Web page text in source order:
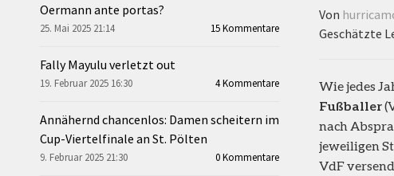
Von
Geschätzte
Wie jedes
Fußballer
nach
jeweiligen
VdF
Oermann ante portas?
25. Mai 2025 21:14 15 Kommentare
Fally Mayulu verletzt out
19. Februar 2025 16:30 4 Kommentare
Annähernd chancenlos: Damen scheitern im
Cup-Viertelfinale an St. Pölten
9. Februar 2025 21:30 0 Kommentare